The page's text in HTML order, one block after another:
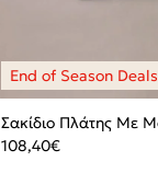
Σακίδιο Πλάτης Με
108,40€